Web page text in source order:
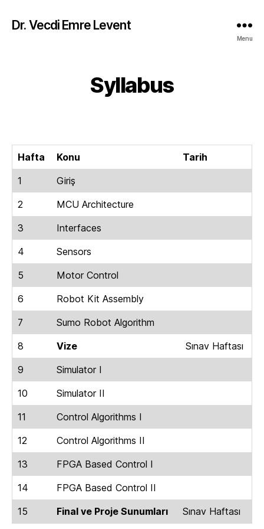
Dr. Vecdi Emre Levent
Menu
Categories
Syllabus
Hafta Konu
Tarih
1
Giriş
2
MCU Architecture
3
Interfaces
4
Sensors
5
Motor Control
6
Robot Kit Assembly
7
Sumo Robot Algorithm
8
Vize
Sınav Haftası
9
Simulator I
10
Simulator II
11
Control Algorithms I
12
Control Algorithms II
13
FPGA Based Control I
14
FPGA Based Control II
15
Final ve Proje Sunumları Sınav Haftası